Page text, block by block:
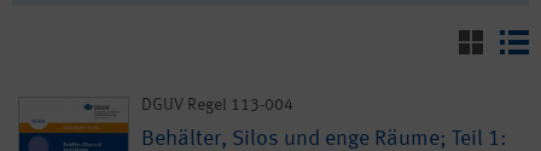
DGUV Regel 113-004
Behälter, Silos und enge Räume; Teil 1: